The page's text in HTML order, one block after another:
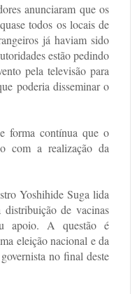
anunciaram que os
todos os locais de
já haviam sido
estão pedindo
pela televisão para
poderia disseminar o
forma contínua que o
com a realização da
Yoshihide Suga lida
de vacinas
apoio. A questão é
eleição nacional e da
no final deste